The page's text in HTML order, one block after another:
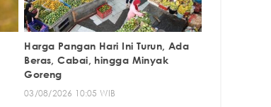
Harga Pangan Hari Ini Turun, Ada
Beras, Cabai, hingga Minyak
Goreng
03/08/2026 10:05 WIB